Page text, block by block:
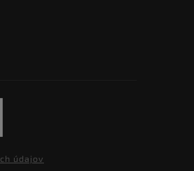
údajov